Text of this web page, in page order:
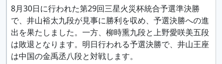
8月30日に行われた第29回三星火災杯統合予選準決勝
で、井山裕太九段が見事に勝利を収め、予選決勝への進
出を果たしました。一方、柳時熏九段と上野愛咲美五段
は敗退となります。明日行われる予選決勝で、井山王座
は中国の金禹丞八段と対戦します。